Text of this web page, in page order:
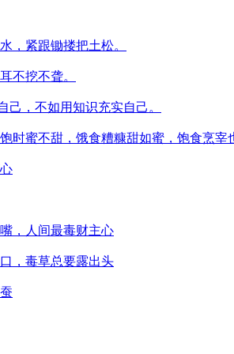
，紧跟锄搂把土松。
不挖不聋。
己，不如用知识充实自己。
时蜜不甜，饿食糟糠甜如蜜，饱食烹宰
，人间最毒财主心
，毒草总要露出头